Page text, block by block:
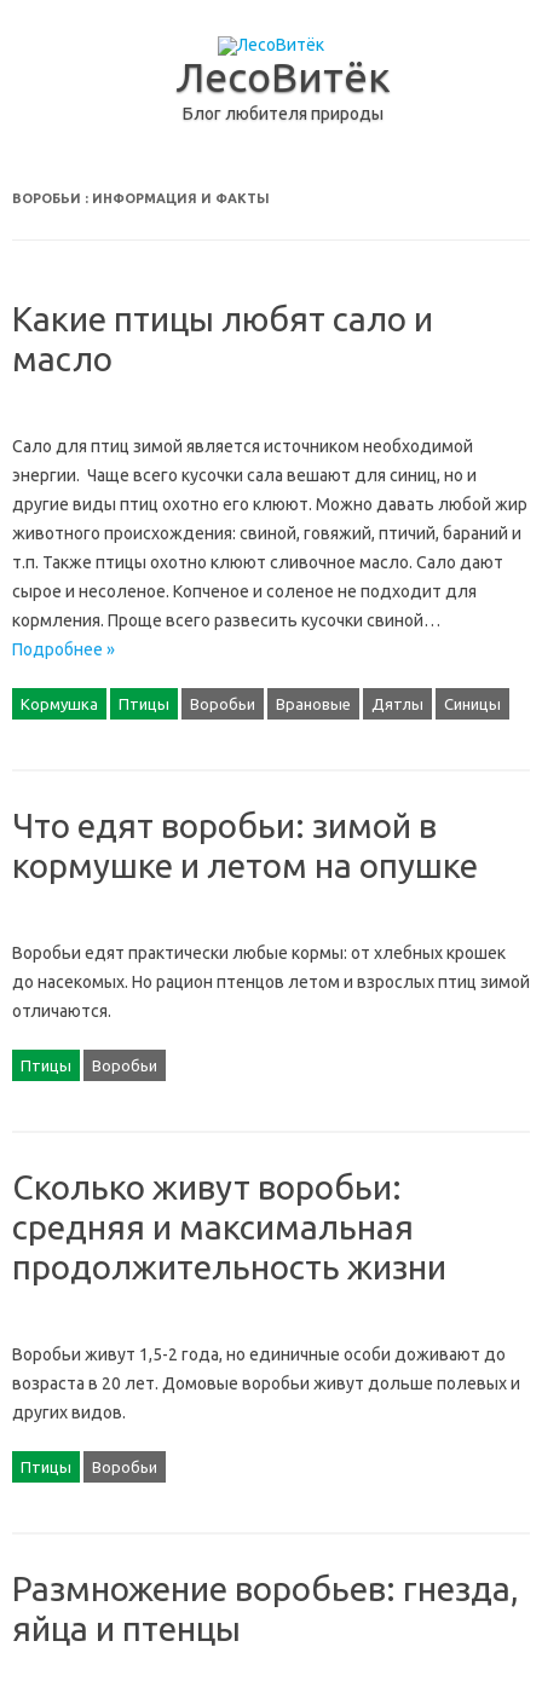
ЛесоВитёк
Блог любителя природы
ВОРОБЬИ : ИНФОРМАЦИЯ И ФАКТЫ
Какие птицы любят сало и
масло
Сало для птиц зимой является источником необходимой
энергии. Чаще всего кусочки сала вешают для синиц, но и
другие виды птиц охотно его клюют. Можно давать любой жир
животного происхождения: свиной, говяжий, птичий, бараний и
т.п. Также птицы охотно клюют сливочное масло. Сало дают
сырое и несоленое. Копченое и соленое не подходит для
кормления. Проще всего развесить кусочки свиной…
Подробнее »
Кормушка Птицы Воробьи Врановые Дятлы Синицы
Что едят воробьи: зимой в
кормушке и летом на опушке
Воробьи едят практически любые кормы: от хлебных крошек
до насекомых. Но рацион птенцов летом и взрослых птиц зимой
отличаются.
Птицы Воробьи
Сколько живут воробьи:
средняя и максимальная
продолжительность жизни
Воробьи живут 1,5-2 года, но единичные особи доживают до
возраста в 20 лет. Домовые воробьи живут дольше полевых и
других видов.
Птицы Воробьи
Размножение воробьев: гнезда,
яйца и птенцы